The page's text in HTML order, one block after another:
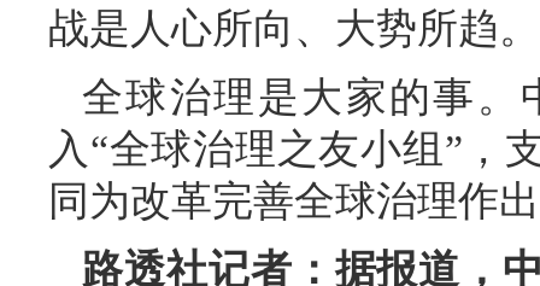
战是人心所向、大势所趋。
全球治理是大家的事。
入“全球治理之友小组”，
同为改革完善全球治理作
路透社记者：据报道，